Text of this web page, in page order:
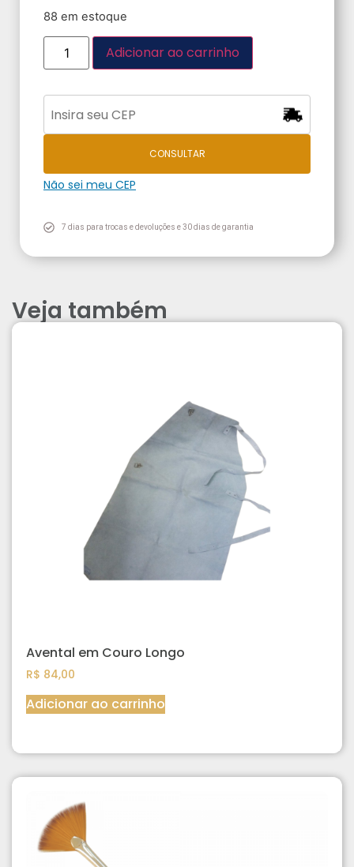
88 em estoque
Adicionar ao carrinho
CONSULTAR
Não sei meu CEP
7 dias para trocas e devoluções e 30 dias de garantia
Veja também
Avental em Couro Longo
R$ 84,00
Adicionar ao carrinho